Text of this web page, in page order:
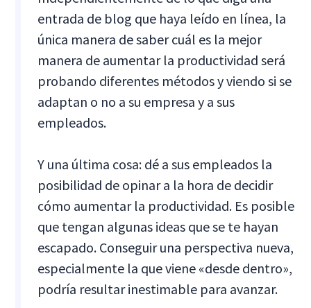
entrada de blog que haya leído en línea, la
única manera de saber cuál es la mejor
manera de aumentar la productividad será
probando diferentes métodos y viendo si se
adaptan o no a su empresa y a sus
empleados.
Y una última cosa: dé a sus empleados la
posibilidad de opinar a la hora de decidir
cómo aumentar la productividad. Es posible
que tengan algunas ideas que se te hayan
escapado. Conseguir una perspectiva nueva,
especialmente la que viene «desde dentro»,
podría resultar inestimable para avanzar.